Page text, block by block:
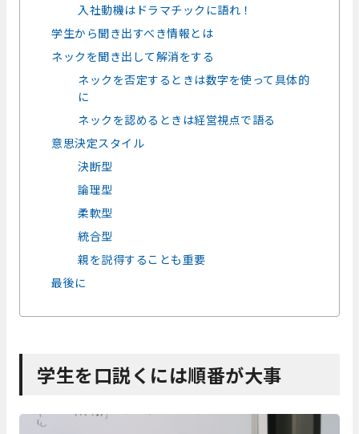
入社動機はドラマチックに語れ！
学生から聞き出すべき情報とは
ネックを聞き出して解消をする
ネックを否定するときは数字を使って具体的
に
ネックを認めるときは経営視点で語る
意思決定スタイル
決断型
論理型
柔軟型
統合型
親を説得することも重要
最後に
学生を口説くには順番が大事